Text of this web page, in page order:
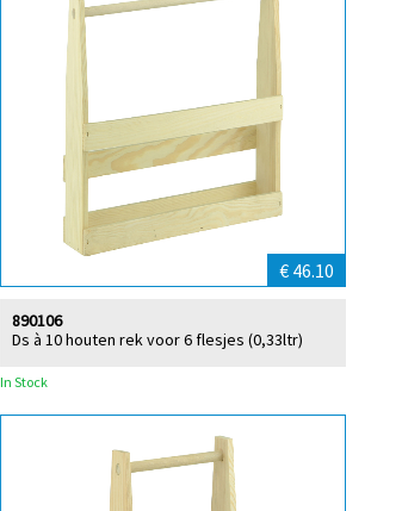
€ 46.10
Ds à 10 houten rek voor 6 flesjes (0,33ltr)
890106
In Stock